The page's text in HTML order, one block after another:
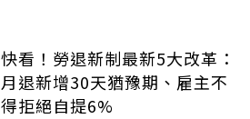
快看！勞退新制最新5大改革：
月退新增30天猶豫期、雇主不
得拒絕自提6%